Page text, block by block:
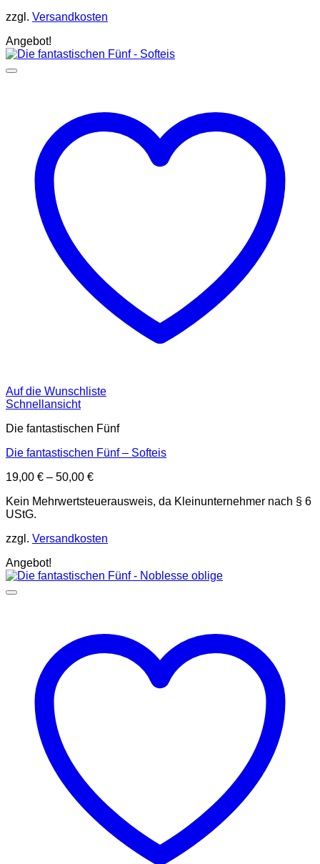
zzgl. Versandkosten
Angebot!
Auf die Wunschliste
Schnellansicht
Die fantastischen Fünf
Die fantastischen Fünf – Softeis
19,00 € – 50,00 €
Kein Mehrwertsteuerausweis, da Kleinunternehmer nach § 6
UStG.
zzgl. Versandkosten
Angebot!